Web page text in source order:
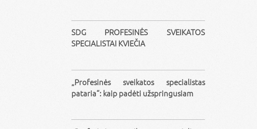
SDG PROFESINĖS SVEIKATOS
SPECIALISTAI KVIEČIA
„Profesinės sveikatos specialistas
pataria“: kaip padėti užspringusiam